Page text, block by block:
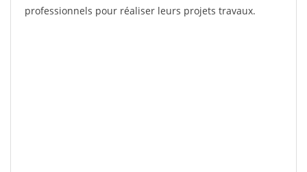
professionnels pour réaliser leurs projets travaux.